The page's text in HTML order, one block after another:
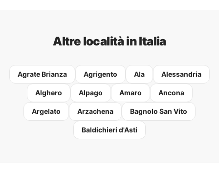
Altre località in Italia
Agrate Brianza Agrigento Ala Alessandria
Alghero Alpago Amaro Ancona
Argelato Arzachena Bagnolo San Vito
Baldichieri d'Asti